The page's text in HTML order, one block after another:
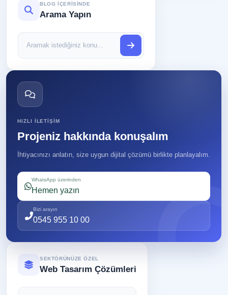
BLOG IÇERISINDE
Arama Yapın
Blog
içerisinde
HIZLI ILETIŞIM
Projeniz hakkında konuşalım
İhtiyacınızı anlatın, size uygun dijital çözümü birlikte planlayalım.
WhatsApp üzerinden
Hemen yazın
Bizi arayın
0545 955 10 00
SEKTÖRÜNÜZE ÖZEL
Web Tasarım Çözümleri